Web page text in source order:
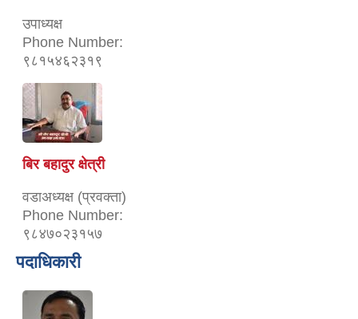
उपाध्यक्ष
Phone Number:
९८१५४६२३१९
बिर बहादुर क्षेत्री
वडाअध्यक्ष (प्रवक्ता)
Phone Number:
९८४७०२३१५७
पदाधिकारी